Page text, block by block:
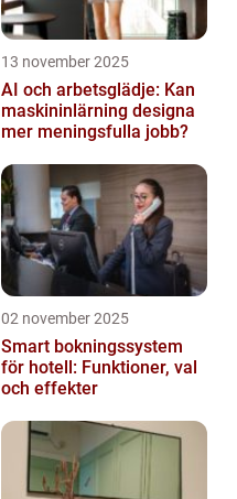
13 november 2025
AI och arbetsglädje: Kan
maskininlärning designa
mer meningsfulla jobb?
02 november 2025
Smart bokningssystem
för hotell: Funktioner, val
och effekter